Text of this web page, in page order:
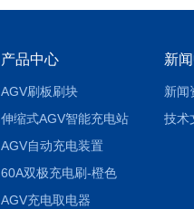
产品中心
AGV刷板刷块
伸缩式AGV智能充电站
AGV自动充电装置
60A双极充电刷-橙色
AGV充电取电器
新
新闻
技术